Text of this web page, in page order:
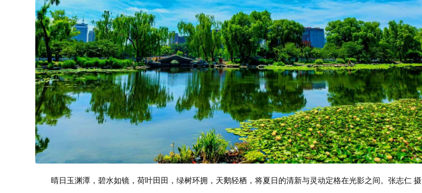
晴日玉渊潭，碧水如镜，荷叶田田，绿树环拥，天鹅轻栖，将夏日的清新与灵动定格在光影之间。张志仁 摄